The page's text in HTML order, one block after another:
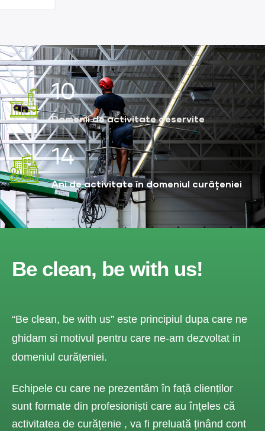
16
Domenii de activitate deservite
22
Ani de activitate în domeniul curățeniei
Be clean, be with us!
“Be clean, be with us” este principiul dupa care ne
ghidam si motivul pentru care ne-am dezvoltat in
domeniul curățeniei.
Echipele cu care ne prezentăm în față clienților
sunt formate din profesioniști care au înțeles că
activitatea de curățenie , va fi preluată ținând cont